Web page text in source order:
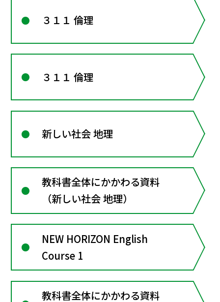
３１１ 倫理
３１１ 倫理
新しい社会 地理
教科書全体にかかわる資料
（新しい社会 地理）
NEW HORIZON English
Course 1
教科書全体にかかわる資料